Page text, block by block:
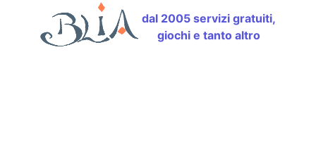
dal 2005 servizi gratuiti,
giochi e tanto altro